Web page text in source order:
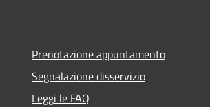
Prenotazione appuntamento
Segnalazione disservizio
Leggi le FAQ